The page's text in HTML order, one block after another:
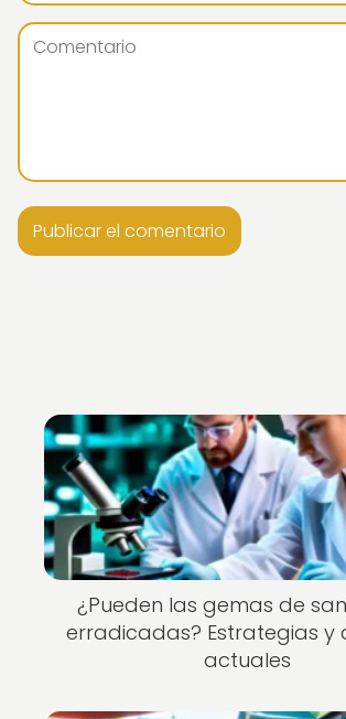
¿Pueden las gemas de
erradicadas? Estrategias y
actuales